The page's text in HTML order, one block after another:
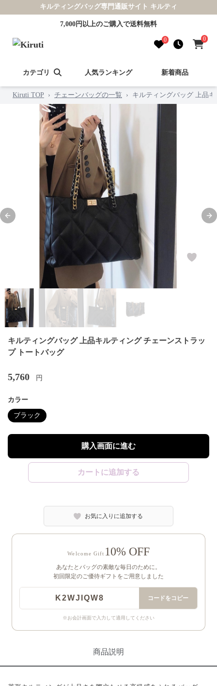
キルティングバッグ専門通販サイト キルティ
7,000円以上のご購入で送料無料
0 0
カテゴリ 人気ランキング 新着商品
Kiruti TOP › チェーンバッグの一覧 › キルティングバッグ 上品
Previous slide
キルティングバッグ 上品キルティング チェーンストラッ
プ トートバッグ
5,760 円
カラー
ブラック
購入画面に進む
カートに追加する
お気に入りに追加する
Welcome Gift 10% OFF
あなたとバッグの素敵な毎日のために。
初回限定のご優待ギフトをご用意しました
K2WJIQW8 コードをコピー
※お会計画面で入力して適用してください
商品説明